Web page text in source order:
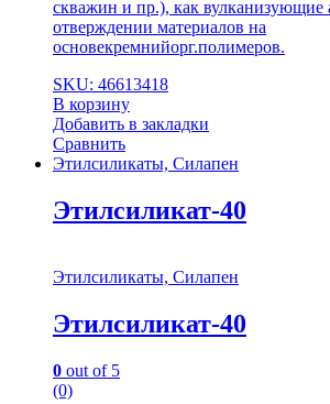
скважин и пр.), как вулканизующие
отверждении материалов на
основекремнийорг.полимеров.
SKU: 46613418
В корзину
Добавить в закладки
Сравнить
Этилсиликаты, Силапен
Этилсиликат-40
Этилсиликаты, Силапен
Этилсиликат-40
0 out of 5
(0)